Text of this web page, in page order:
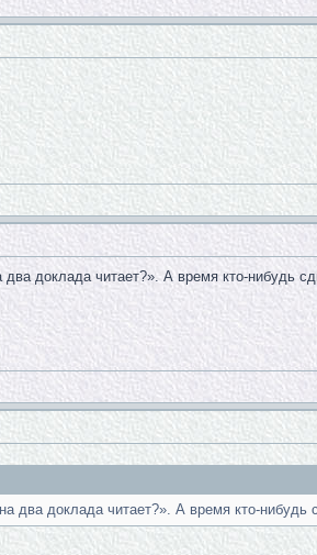
доклада читает?». А время кто-нибудь
два доклада читает?». А время кто-нибудь